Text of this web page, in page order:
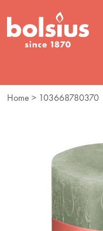
Home > 103668780370